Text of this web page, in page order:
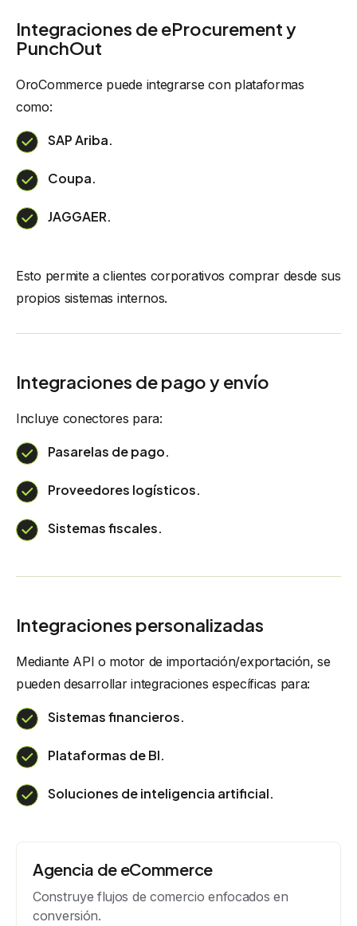
Integraciones de eProcurement y
PunchOut
OroCommerce puede integrarse con plataformas
como:
SAP Ariba.
Coupa.
JAGGAER.
Esto permite a clientes corporativos comprar desde sus
propios sistemas internos.
Integraciones de pago y envío
Incluye conectores para:
Pasarelas de pago.
Proveedores logísticos.
Sistemas fiscales.
Integraciones personalizadas
Mediante API o motor de importación/exportación, se
pueden desarrollar integraciones específicas para:
Sistemas financieros.
Plataformas de BI.
Soluciones de inteligencia artificial.
Agencia de eCommerce
Construye flujos de comercio enfocados en
conversión.